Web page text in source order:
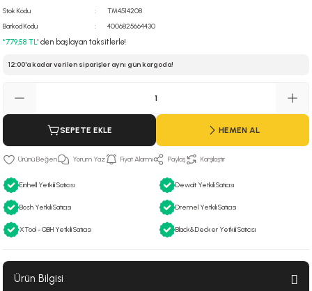
Tabancası
Stok Kodu
TM4514208
Barkod Kodu
4006825664430
*779,58 TL' den başlayan taksitlerle!
12:00'a kadar verilen siparişler aynı gün kargoda!
SEPETE EKLE HEMEN AL
Yorum Yaz Fiyat Alarmı Paylaş Karşılaştır
Einhell Yetkili Satıcısı Dewalt Yetkili Satıcısı
Bosh Yetkili Satıcısı Dremel Yetkili Satıcısı
XTool - QBH Yetkili Satıcısı Black&Decker Yetkili Satıcısı
Ürün Bilgisi